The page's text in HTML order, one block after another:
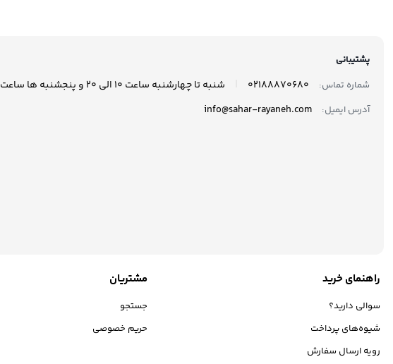
پشتیبانی
شماره تماس:
02188870680 شنبه تا چهارشنبه ساعت 10 الی 20 و پنجشنبه ها ساعت 10 الی 17 پاسخگوی شما هستیم.
آدرس ایمیل: info@sahar-rayaneh.com
راهنمای خرید
سوالی دارید؟
شیوه‌های پرداخت
رویه ارسال سفارش
مشتریان
جستجو
حریم خصوصی